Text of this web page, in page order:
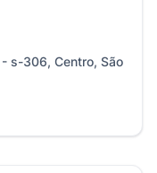
- s-306, Centro, São